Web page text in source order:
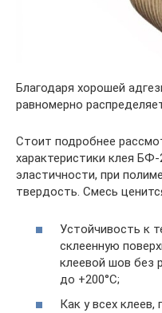
Благодаря хорошей
равномерно
Стоит подробнее
характеристики клея
эластичности, при
твердость. Смесь
Устойчивость к
склеенную
клеевой шов без
до +200°С;
Как у всех